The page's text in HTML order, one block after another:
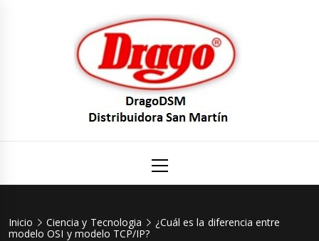
San
principal
Inicio Ciencia y Tecnologia
¿Cuál es la diferencia entre
modelo OSI y modelo TCP/IP?